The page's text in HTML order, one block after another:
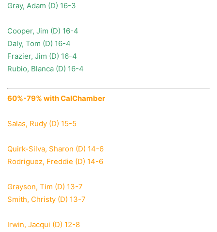
Gray, Adam (D) 16-3
Cooper, Jim (D) 16-4
Daly, Tom (D) 16-4
Frazier, Jim (D) 16-4
Rubio, Blanca (D) 16-4
60%-79% with CalChamber
Salas, Rudy (D) 15-5
Quirk-Silva, Sharon (D) 14-6
Rodriguez, Freddie (D) 14-6
Grayson, Tim (D) 13-7
Smith, Christy (D) 13-7
Irwin, Jacqui (D) 12-8